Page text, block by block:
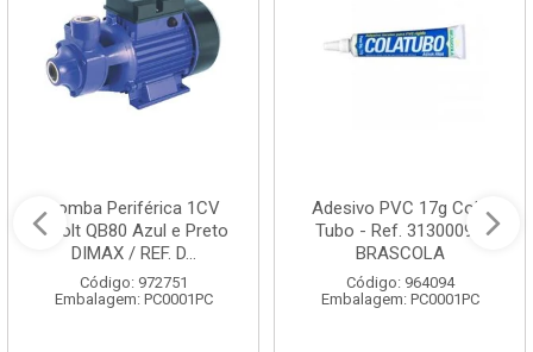
Bomba Periférica 1CV
Bivolt QB80 Azul e Preto
DIMAX / REF. D...
Código: 972751
Embalagem: PC0001PC
Adesivo PVC 17g Cola
Tubo - Ref. 3130009 -
BRASCOLA
Código: 964094
Embalagem: PC0001PC